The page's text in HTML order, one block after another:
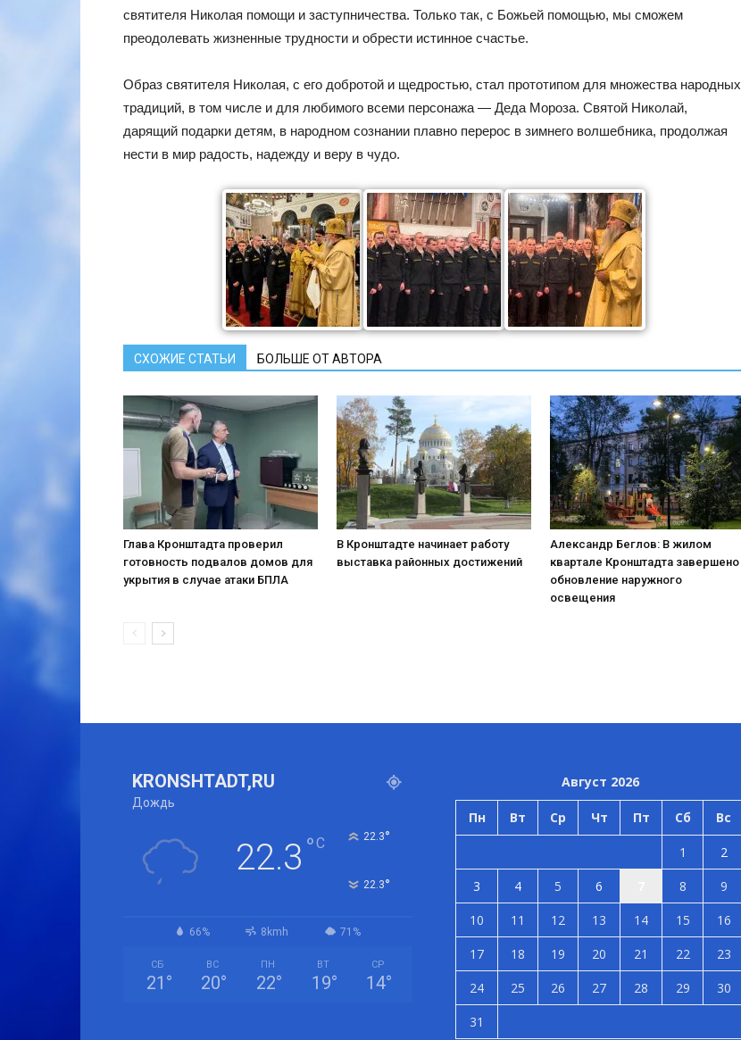
святителя Николая помощи и заступничества. Только так, с Божьей помощью, мы сможем
преодолевать жизненные трудности и обрести истинное счастье.
Образ святителя Николая, с его добротой и щедростью, стал прототипом для множества народных
традиций, в том числе и для любимого всеми персонажа — Деда Мороза. Святой Николай,
дарящий подарки детям, в народном сознании плавно перерос в зимнего волшебника, продолжая
нести в мир радость, надежду и веру в чудо.
СХОЖИЕ СТАТЬИ БОЛЬШЕ ОТ АВТОРА
Глава Кронштадта проверил
готовность подвалов домов для
укрытия в случае атаки БПЛА
В Кронштадте начинает работу
выставка районных достижений
Александр Беглов: В жилом
квартале Кронштадта завершено
обновление наружного
освещения
KRONSHTADT,RU
Дождь
22.3 °C 22.3°
22.3°
66% 8kmh 71%
СБ
21 °
ВС
20°
ПН
22°
ВТ
19°
СР
14°
Август 2026
Пн Вт Ср Чт Пт Сб Вс
1
2
3
4 5 6 8
9
10
11 12 13 14 15
16
17
18 19 20 21 22
23
24
25 26 27 28 29
30
31